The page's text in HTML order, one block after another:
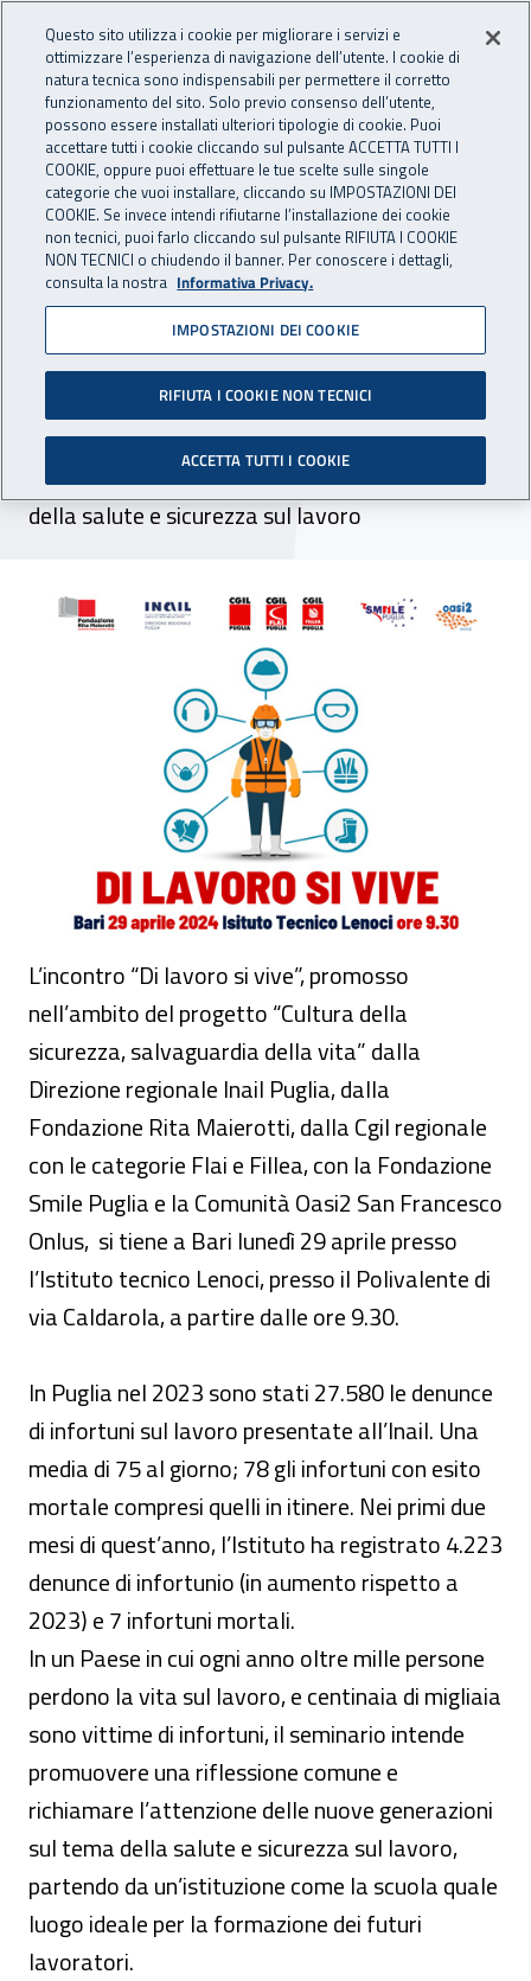
INAIL - Istituto Nazionale
Apri cerca
Navigazione principale
Navigazione - Ti trovi in:
Home Inail comunica Eventi
29 aprile 2024
Evento - “Di lavoro si vive”
Bari, 29 aprile 2024. Rivolto agli studenti
dell’Istituto tecnico Lenoci, il seminario vuole
sensibilizzare le nuove generazioni sul tema
della salute e sicurezza sul lavoro
Evento - “Di lavoro si vive”
L’incontro “Di lavoro si vive”, promosso
nell’ambito del progetto “Cultura della
sicurezza, salvaguardia della vita” dalla
Direzione regionale Inail Puglia, dalla
Fondazione Rita Maierotti, dalla Cgil regionale
con le categorie Flai e Fillea, con la Fondazione
Smile Puglia e la Comunità Oasi2 San Francesco
Onlus, si tiene a Bari lunedì 29 aprile presso
l’Istituto tecnico Lenoci, presso il Polivalente di
via Caldarola, a partire dalle ore 9.30.
In Puglia nel 2023 sono stati 27.580 le denunce
di infortuni sul lavoro presentate all’Inail. Una
media di 75 al giorno; 78 gli infortuni con esito
mortale compresi quelli in itinere. Nei primi due
mesi di quest’anno, l’Istituto ha registrato 4.223
denunce di infortunio (in aumento rispetto a
2023) e 7 infortuni mortali.
In un Paese in cui ogni anno oltre mille persone
perdono la vita sul lavoro, e centinaia di migliaia
sono vittime di infortuni, il seminario intende
promuovere una riflessione comune e
richiamare l’attenzione delle nuove generazioni
sul tema della salute e sicurezza sul lavoro,
partendo da un’istituzione come la scuola quale
luogo ideale per la formazione dei futuri
lavoratori.
Questo sito utilizza i cookie per migliorare i servizi e
ottimizzare l’esperienza di navigazione dell’utente. I cookie di
natura tecnica sono indispensabili per permettere il corretto
funzionamento del sito. Solo previo consenso dell’utente,
possono essere installati ulteriori tipologie di cookie. Puoi
accettare tutti i cookie cliccando sul pulsante ACCETTA TUTTI I
COOKIE, oppure puoi effettuare le tue scelte sulle singole
categorie che vuoi installare, cliccando su IMPOSTAZIONI DEI
COOKIE. Se invece intendi rifiutarne l’installazione dei cookie
non tecnici, puoi farlo cliccando sul pulsante RIFIUTA I COOKIE
NON TECNICI o chiudendo il banner. Per conoscere i dettagli,
consulta la nostra Informativa Privacy.
IMPOSTAZIONI DEI COOKIE
RIFIUTA I COOKIE NON TECNICI
ACCETTA TUTTI I COOKIE